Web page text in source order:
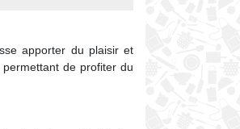
apporter du plaisir et
de profiter du